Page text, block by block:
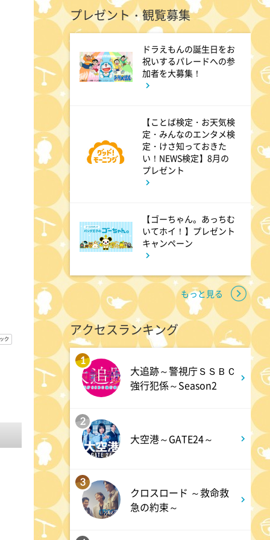
徹子の部屋 高橋文哉
DAIGOも台所 ～きょうの献
立 何にする?～ 今日はハム
の日!ごちそうに変身
ANNニュース
大空港～GATE24～ #2
午後 2:53
科捜研の女11 #10
相棒20 #5
スーパーJチャンネル 井澤健
太朗と森山みなみが<ニュース
プレゼント・観覧募集
ドラえもんの誕生日をお
祝いするパレードへの参
加者を大募集！
【ことば検定・お天気検
定・みんなのエンタメ検
定・けさ知っておきた
い！NEWS検定】8月の
プレゼント
【ゴーちゃん。あっちむ
いてホイ！】プレゼント
キャンペーン
もっと見る
アクセスランキング
1
大追跡～警視庁ＳＳＢＣ
強行犯係～Season2
2
大空港～GATE24～
3
クロスロード ～救命救
急の約束～